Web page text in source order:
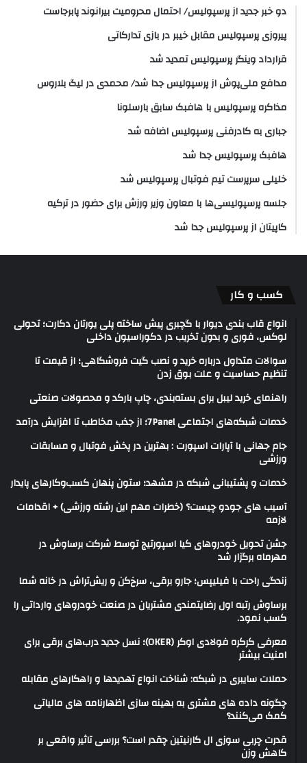
دو خبر جدید از پرسپولیس/ احتمال محرومیت بیرانوند پابرجاست
پیروزی پرسپولیس مقابل خیبر در بازی تدارکاتی
قرارداد وینگر پرسپولیس تمدید شد
مدافع ملی‌پوش از پرسپولیس جدا شد/ محمدی در لیگ بلاروس
مذاکره پرسپولیس با هافبک سابق بارسلونا
جباری به کادرفنی پرسپولیس اضافه شد
هافبک پرسپولیس جدا شد
خلیلی سرپرست تیم فوتبال پرسپولیس شد
جلسه پرسپولیسی‌ها با معاون وزیر ورزش برای حضور در ترکیه
کاپیتان از پرسپولیس جدا شد
کسب و کار
انواع قاب بندی دیوار با گچبری پیش ساخته پلی یورتان دکارت؛ تحولی
لوکس، فوری و بدون تخریب در دکوراسیون داخلی
سوالات متداول درباره خرید و نصب گیت فروشگاهی؛ از قیمت تا
تنظیم حساسیت و علت بوق زدن
راهنمای خرید لیبل برای بسته‌بندی، چاپ بارکد و محصولات صنعتی
خدمات شبکه‌های اجتماعی 7Panel؛ از جذب مخاطب تا افزایش درآمد
جام جهانی با آپارات اسپورت : بهترین در پخش فوتبال و مسابقات
ورزشی
خدمات و پشتیبانی شبکه در مشهد؛ ستون پنهان کسب‌وکارهای پایدار
آسیب های جودو چیست؟ (خطرات مهم این رشته ورزشی) + اقدامات
لازمه
جشن تحویل خودروهای کیا اسپورتیج توسط شرکت برساوش در
مهرماه برگزار شد
زندگی راحت با فیلیپس؛ جارو برقی، سرخ‌کن و ریش‌تراش در خانه شما
برساوش رتبه اول رضایتمندی مشتریان در صنعت خودروهای وارداتی را
کسب نمود.
معرفی کرکره فولادی اوکر (OKER)؛ نسل جدید درب‌های برقی برای
امنیت بیشتر
حملات سایبری در شبکه: شناخت انواع تهدیدها و راهکارهای مقابله
چگونه داده های مشتری به بهینه سازی اظهارنامه های مالیاتی
کمک می‌کنند؟
قدرت چربی سوزی ال کارنیتین چقدر است؟ بررسی تاثیر واقعی بر
کاهش وزن